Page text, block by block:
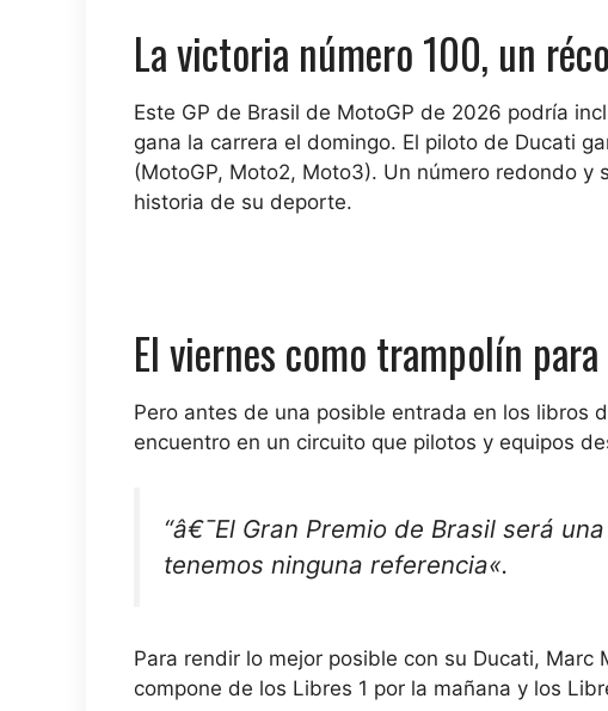
La victoria número 100, un
Este GP de Brasil de MotoGP de 2026 podría
gana la carrera el domingo. El piloto de Ducati
(MotoGP, Moto2, Moto3). Un número redondo
historia de su deporte.
El viernes como trampolín
Pero antes de una posible entrada en los libros
encuentro en un circuito que pilotos y equipos
“â€¯El Gran Premio de Brasil será
tenemos ninguna referencia«.
Para rendir lo mejor posible con su Ducati,
compone de los Libres 1 por la mañana y los